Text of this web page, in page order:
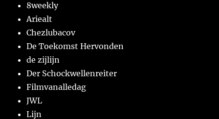
8weekly
Ariealt
Chezlubacov
De Toekomst Hervonden
de zijlijn
Der Schockwellenreiter
Filmvanalledag
JWL
Lijn